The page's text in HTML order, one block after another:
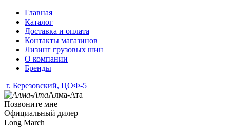
Главная
Каталог
Доставка и оплата
Контакты магазинов
Лизинг грузовых шин
О компании
Бренды
г. Березовский, ЦОФ-5
Алма-Ата
Позвоните мне
Официальный дилер
Long March